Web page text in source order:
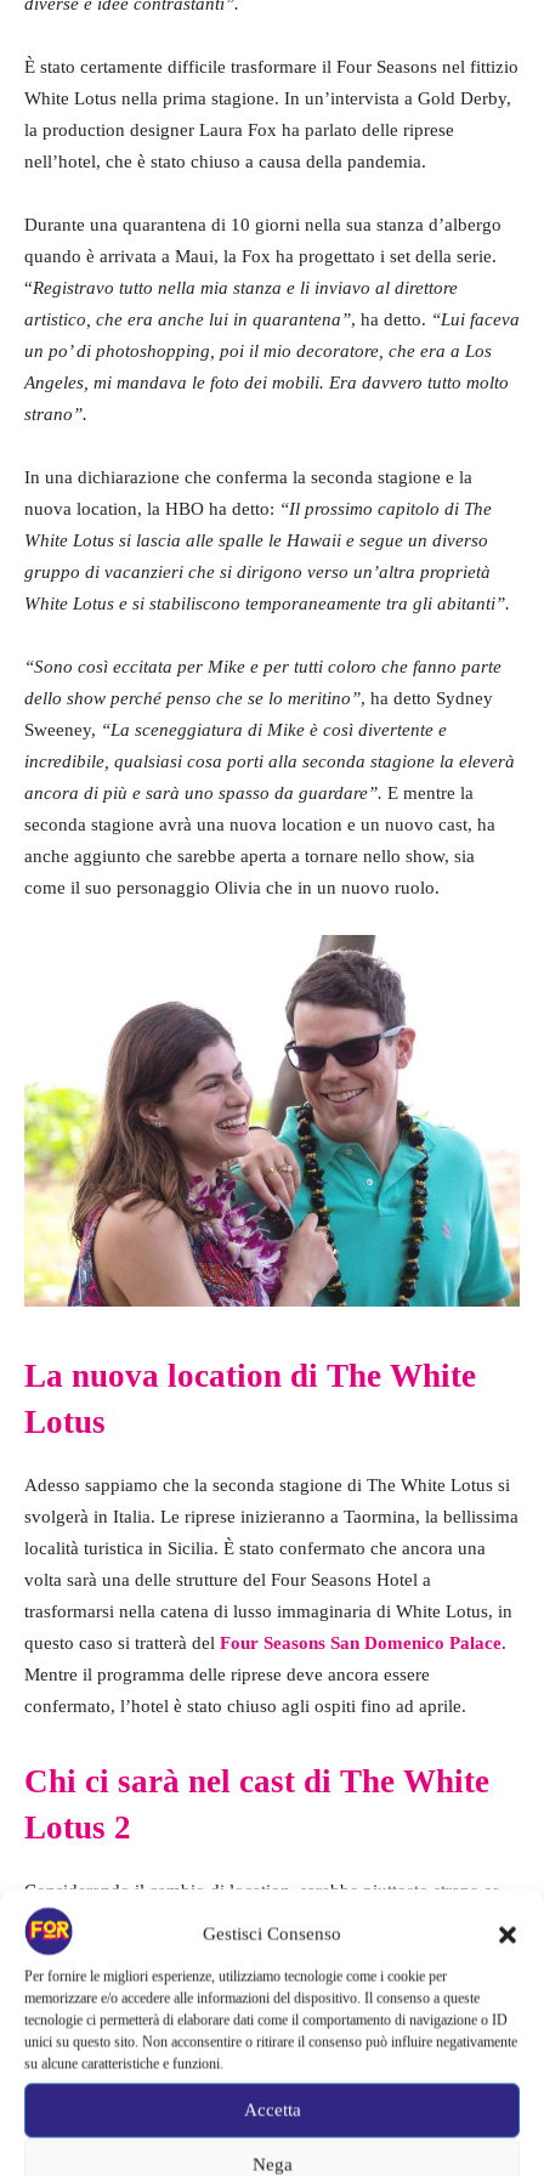
Gestisci Consenso
Per fornire le migliori esperienze, utilizziamo tecnologie come i cookie per
memorizzare e/o accedere alle informazioni del dispositivo. Il consenso a queste
tecnologie ci permetterà di elaborare dati come il comportamento di navigazione o ID
unici su questo sito. Non acconsentire o ritirare il consenso può influire negativamente
su alcune caratteristiche e funzioni.
Accetta
Nega
È stato certamente difficile trasformare il Four Seasons nel fittizio
White Lotus nella prima stagione. In un’intervista a Gold Derby,
la production designer Laura Fox ha parlato delle riprese
nell’hotel, che è stato chiuso a causa della pandemia.
Durante una quarantena di 10 giorni nella sua stanza d’albergo
quando è arrivata a Maui, la Fox ha progettato i set della serie.
“Registravo tutto nella mia stanza e li inviavo al direttore
artistico, che era anche lui in quarantena”, ha detto. “Lui faceva
un po’ di photoshopping, poi il mio decoratore, che era a Los
Angeles, mi mandava le foto dei mobili. Era davvero tutto molto
strano”.
In una dichiarazione che conferma la seconda stagione e la
nuova location, la HBO ha detto: “Il prossimo capitolo di The
White Lotus si lascia alle spalle le Hawaii e segue un diverso
gruppo di vacanzieri che si dirigono verso un’altra proprietà
White Lotus e si stabiliscono temporaneamente tra gli abitanti”.
“Sono così eccitata per Mike e per tutti coloro che fanno parte
dello show perché penso che se lo meritino”, ha detto Sydney
Sweeney, “La sceneggiatura di Mike è così divertente e
incredibile, qualsiasi cosa porti alla seconda stagione la eleverà
ancora di più e sarà uno spasso da guardare”. E mentre la
seconda stagione avrà una nuova location e un nuovo cast, ha
anche aggiunto che sarebbe aperta a tornare nello show, sia
come il suo personaggio Olivia che in un nuovo ruolo.
La nuova location di The White
Lotus
Adesso sappiamo che la seconda stagione di The White Lotus si
svolgerà in Italia. Le riprese inizieranno a Taormina, la bellissima
località turistica in Sicilia. È stato confermato che ancora una
volta sarà una delle strutture del Four Seasons Hotel a
trasformarsi nella catena di lusso immaginaria di White Lotus, in
questo caso si tratterà del Four Seasons San Domenico Palace.
Mentre il programma delle riprese deve ancora essere
confermato, l’hotel è stato chiuso agli ospiti fino ad aprile.
Chi ci sarà nel cast di The White
Lotus 2
Considerando il cambio di location, sarebbe piuttosto strano se
vedessimo molti dei personaggi della prima stagione tornare per
la seconda. A meno che non siano il tipo di vacanzieri a cui piace
visitare ogni filiale di una particolare catena di hotel. Anche se,
dato che la maggior parte di loro ha avuto una brutta esperienza,
dubitiamo fortemente che torneranno. Il creatore Mike White lo
ha praticamente confermato, anche se non esclude la possibilità
di un universo condiviso in cui alcuni dei personaggi preesistenti
potrebbero riapparire.